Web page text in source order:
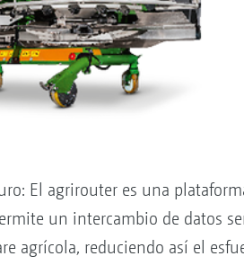
El agrirouter es una
un intercambio de datos
agrícola, reduciendo así el